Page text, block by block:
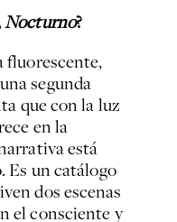
Nocturno?
fluorescente,
segunda
que con la luz
en la
está
Es un catálogo
dos escenas
el consciente y